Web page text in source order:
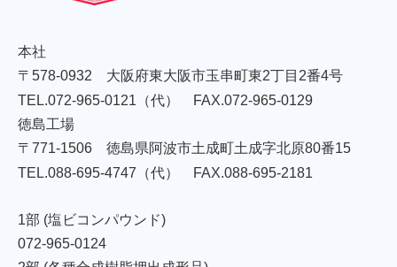
本社
〒578-0932 大阪府東大阪市玉串町東2丁目2番4号
TEL.072-965-0121 （代）
FAX.072-965-0129
徳島工場
〒771-1506 徳島県阿波市土成町土成字北原80番15
TEL.088-695-4747 （代） FAX.088-695-2181
1部 (塩ビコンパウンド)
072-965-0124